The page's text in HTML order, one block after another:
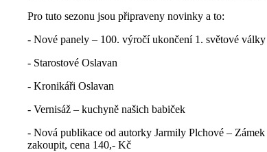
Pro tuto sezonu jsou připraveny novinky a to:
- Nové panely – 100. výročí ukončení 1. světové
- Starostové Oslavan
- Kronikáři Oslavan
- Vernisáž – kuchyně našich babiček
- Nová publikace od autorky Jarmily Plchové –
zakoupit, cena 140,- Kč